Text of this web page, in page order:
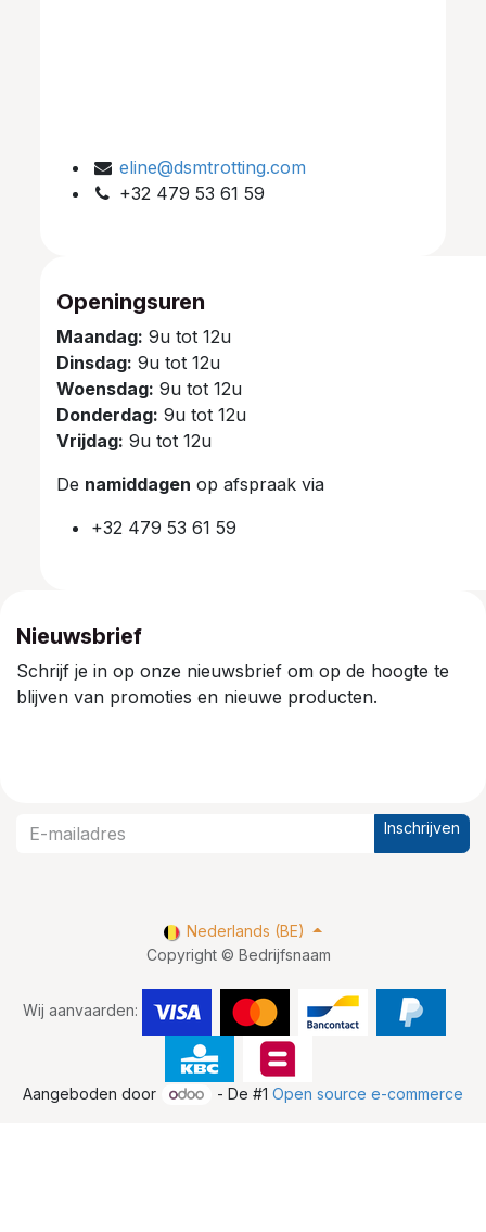
eline@dsmtrotting.com
+32 479 53 61 59
Openingsuren
Maandag: 9u tot 12u
Dinsdag: 9u tot 12u
Woensdag: 9u tot 12u
Donderdag: 9u tot 12u
Vrijdag: 9u tot 12u
De namiddagen op afspraak via
+32 479 53 61 59
Nieuwsbrief
Schrijf je in op onze nieuwsbrief om op de hoogte te
blijven van promoties en nieuwe producten.
Inschrijven
Copyright © Bedrijfsnaam
Wij aanvaarden:
Nederlands (BE)
Aangeboden door - De #1Open source e-commerce